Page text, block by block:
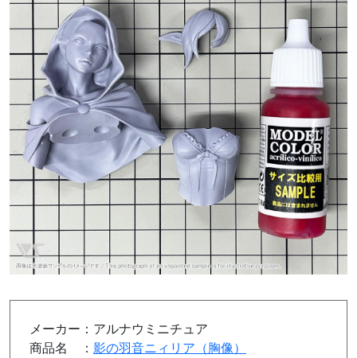
メーカー：アルナウミニチュア
商品名 ： 影の羽音ニィリア（胸像）